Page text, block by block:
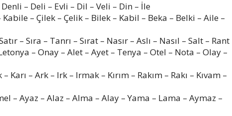
– Deli – Evli – Dil – Veli – Din – İle
– Çilek – Çelik – Bilek – Kabil – Beka – Belki – Aile –
– Sıra – Tanrı – Sırat – Nasır – Aslı – Nasıl – Salt – Rant
– Onay – Alet – Ayet – Tenya – Otel – Nota – Olay –
Karı – Ark – Irk – Irmak – Kırım – Rakım – Rakı – Kıvam –
– Ayaz – Alaz – Alma – Alay – Yama – Lama – Aymaz –